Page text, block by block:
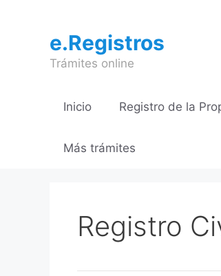
contenidoe.Registros
Trámites online
Inicio Registro de la
Más trámites
Registro